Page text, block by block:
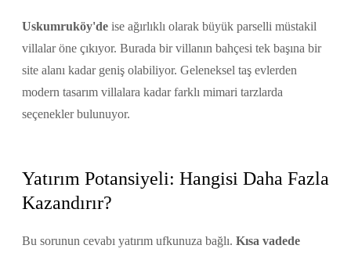
Uskumruköy'de ise ağırlıklı olarak büyük parselli müstakil
villalar öne çıkıyor. Burada bir villanın bahçesi tek başına bir
site alanı kadar geniş olabiliyor. Geleneksel taş evlerden
modern tasarım villalara kadar farklı mimari tarzlarda
seçenekler bulunuyor.
Yatırım Potansiyeli: Hangisi Daha Fazla
Kazandırır?
Bu sorunun cevabı yatırım ufkunuza bağlı. Kısa vadede